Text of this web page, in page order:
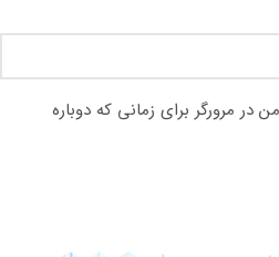
در مرورگر برای زمانی که دوباره